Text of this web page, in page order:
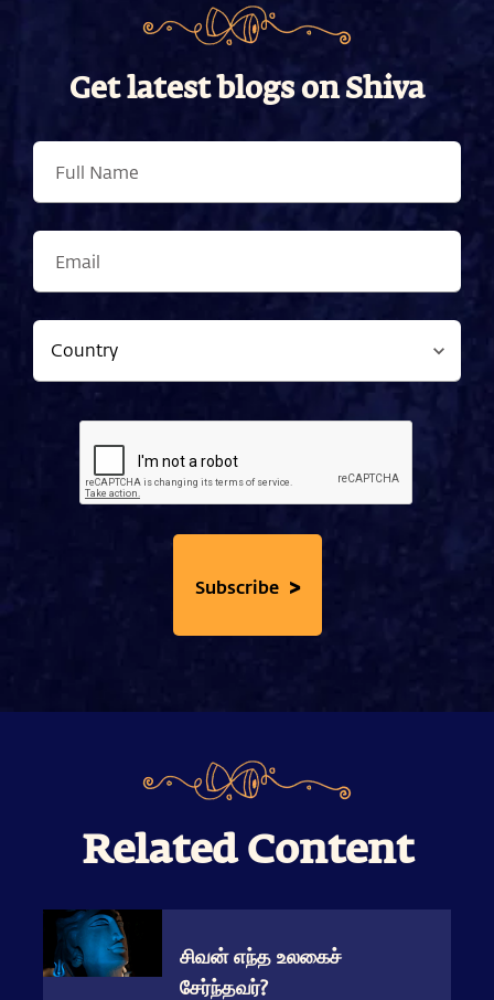
Get latest blogs on Shiva
Subscribe >
Related Content
சிவன் எந்த உலகைச்
சேர்ந்தவர்?